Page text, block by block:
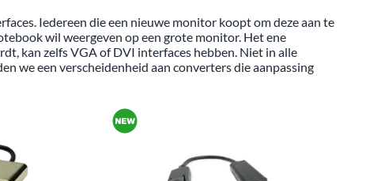
Iedereen die een nieuwe monitor koopt om deze aan te
wil weergeven op een grote monitor. Het ene
kan zelfs VGA of DVI interfaces hebben. Niet in alle
we een verscheidenheid aan converters die aanpassing